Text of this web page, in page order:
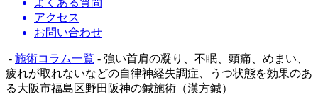
よくある質問
アクセス
お問い合わせ
- 施術コラム一覧 - 強い首肩の凝り、不眠、頭痛、めまい、
疲れが取れないなどの自律神経失調症、うつ状態を効果のあ
る大阪市福島区野田阪神の鍼施術（漢方鍼）